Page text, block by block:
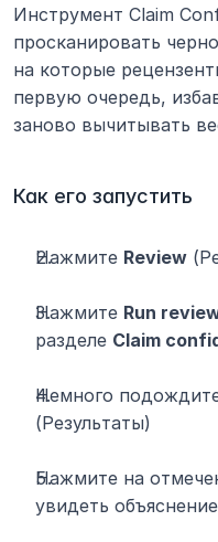
Инструмент Claim
просканировать
на которые
первую очередь,
заново вычитывать
Как его запустить
Нажмите Review
Нажмите Run
разделе Claim
Немного
(Результаты)
Нажмите на
увидеть объяснение